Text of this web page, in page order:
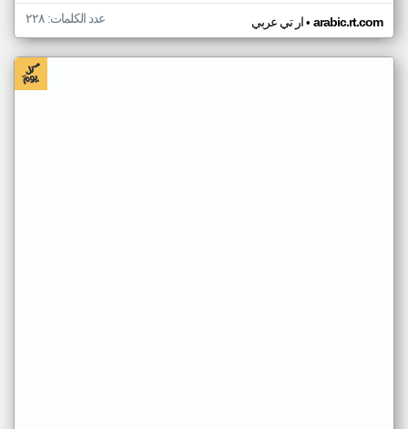
ار تي عربي• arabic.rt.com عدد الكلمات: ٢٢٨